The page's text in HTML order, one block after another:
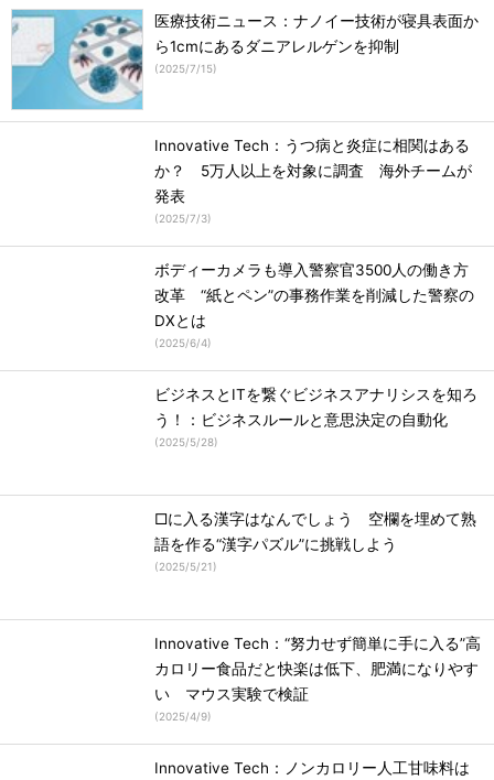
医療技術ニュース：ナノイー技術が寝具表面か
ら1cmにあるダニアレルゲンを抑制
(2025/7/15)
Innovative Tech：うつ病と炎症に相関はある
か？ 5万人以上を対象に調査 海外チームが
発表
(2025/7/3)
ボディーカメラも導入警察官3500人の働き方
改革 “紙とペン”の事務作業を削減した警察の
DXとは
(2025/6/4)
ビジネスとITを繋ぐビジネスアナリシスを知ろ
う！：ビジネスルールと意思決定の自動化
(2025/5/28)
□に入る漢字はなんでしょう 空欄を埋めて熟
語を作る“漢字パズル”に挑戦しよう
(2025/5/21)
Innovative Tech：“努力せず簡単に手に入る”高
カロリー食品だと快楽は低下、肥満になりやす
い マウス実験で検証
(2025/4/9)
Innovative Tech：ノンカロリー人工甘味料は